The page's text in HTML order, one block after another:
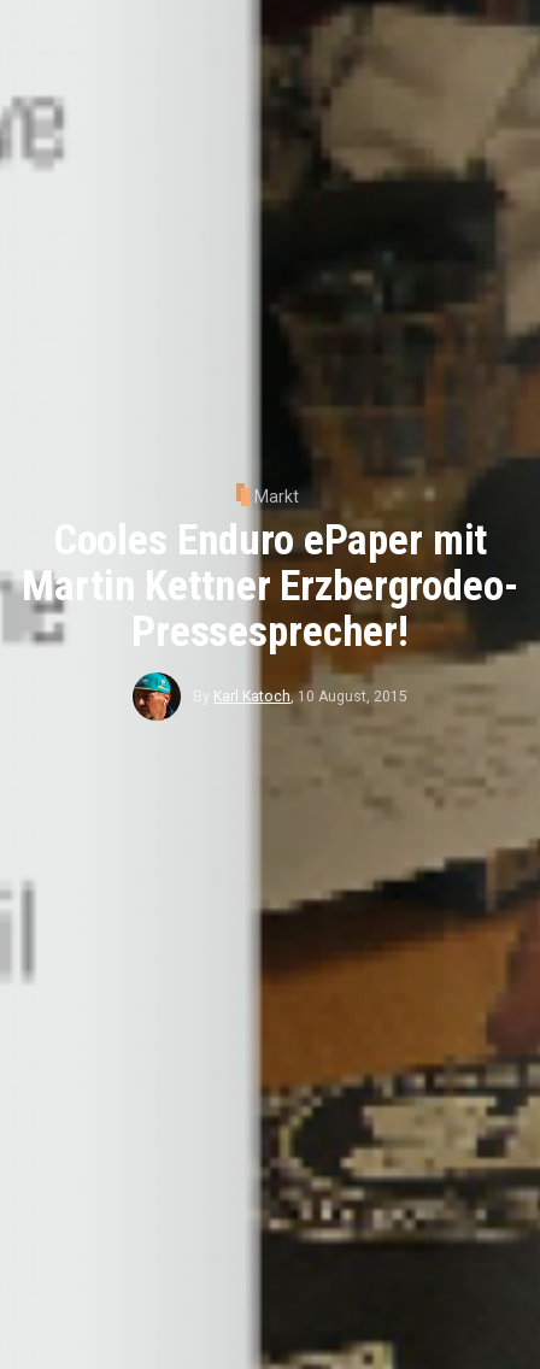
Markt
Cooles Enduro ePaper mit
Martin Kettner Erzbergrodeo-
Pressesprecher!
By Karl Katoch,10 August, 2015